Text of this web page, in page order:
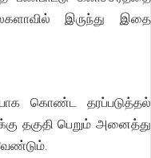
இருந்து இதை
கொண்ட தரப்படுத்தல்
தகுதி பெறும் அனைத்து